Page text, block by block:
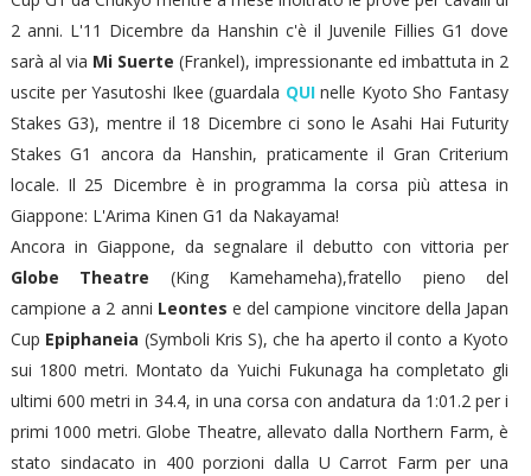
2 anni. L'11 Dicembre da Hanshin c'è il Juvenile Fillies G1 dove
sarà al via Mi Suerte (Frankel), impressionante ed imbattuta in 2
uscite per Yasutoshi Ikee (guardala QUInelle Kyoto Sho Fantasy
Stakes G3), mentre il 18 Dicembre ci sono le Asahi Hai Futurity
Stakes G1 ancora da Hanshin, praticamente il Gran Criterium
locale. Il 25 Dicembre è in programma la corsa più attesa in
Giappone: L'Arima Kinen G1 da Nakayama!
Ancora in Giappone, da segnalare il debutto con vittoria per
Globe Theatre (King Kamehameha),fratello pieno del
campione a 2 anni Leontes e del campione vincitore della Japan
Cup Epiphaneia (Symboli Kris S), che ha aperto il conto a Kyoto
sui 1800 metri. Montato da Yuichi Fukunaga ha completato gli
ultimi 600 metri in 34.4, in una corsa con andatura da 1:01.2 per i
primi 1000 metri. Globe Theatre, allevato dalla Northern Farm, è
stato sindacato in 400 porzioni dalla U Carrot Farm per una